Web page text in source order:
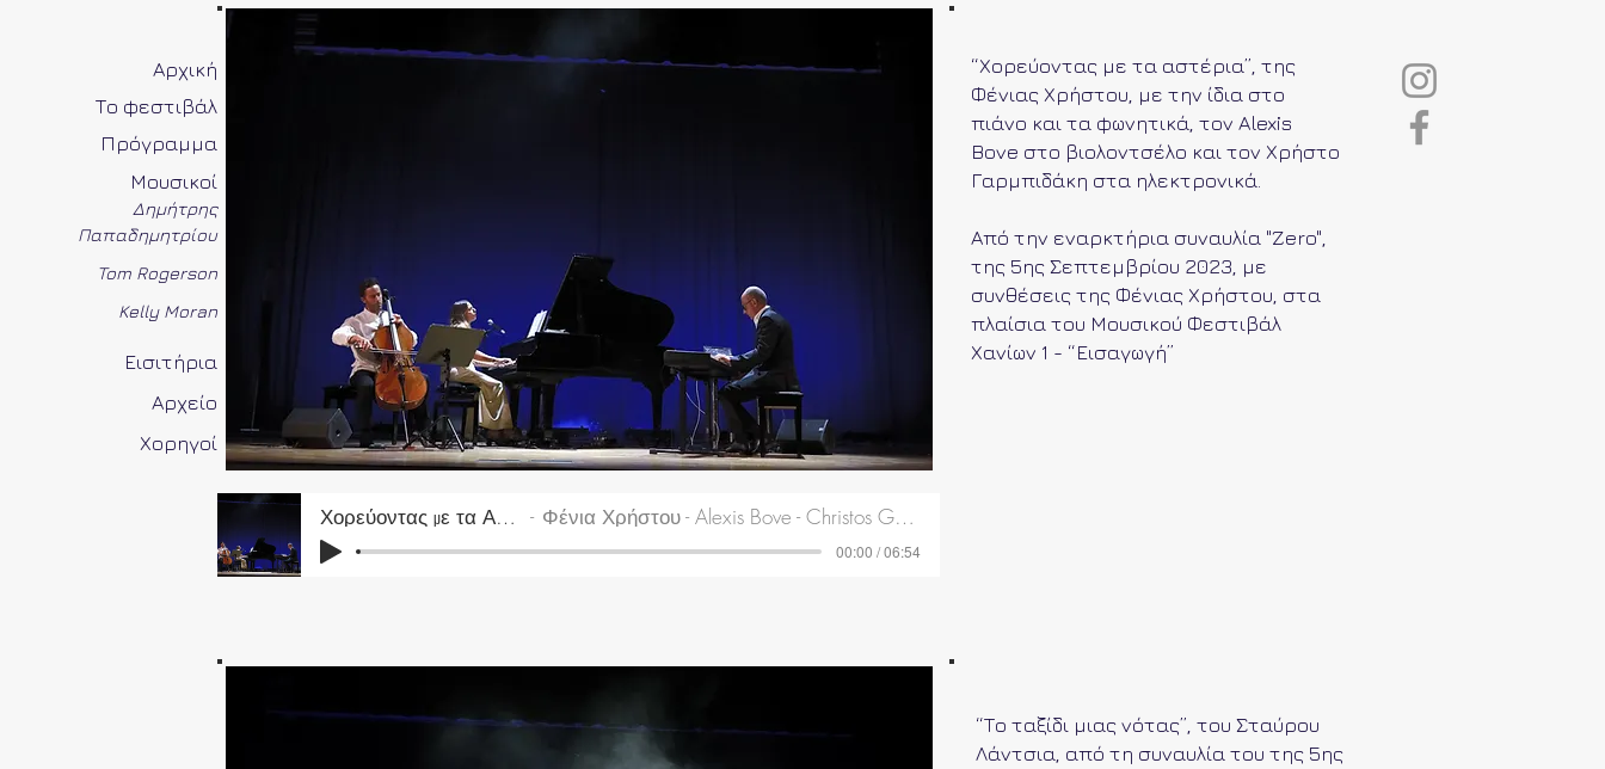
Αρχική
Το φεστιβάλ
Πρόγραμμα
Μουσικοί
Δημήτρης
Παπαδημητρίου
Tom Rogerson
Kelly Moran
Εισιτήρια
Αρχείο
Χορηγοί
“Χορεύοντας με τα αστέρια”, της
Φένιας Χρήστου, με την ίδια στο
πιάνο και τα φωνητικά, τον Alexis
Bove στο βιολοντσέλο και τον Χρήστο
Γαρμπιδάκη στα ηλεκτρονικά.
Από την εναρκτήρια συναυλία "Zero",
της 5ης Σεπτεμβρίου 2023, με
συνθέσεις της Φένιας Χρήστου, στα
πλαίσια του Μουσικού Φεστιβάλ
Χανίων 1 - “Εισαγωγή”
Χορεύοντας με τα Αστέρια Φένια Χρήστου - Alexis Bove - Christos Garmpidakis
00:00 / 06:54
“Το ταξίδι μιας νότας”, του Σταύρου
Λάντσια, από τη συναυλία του της 5ης